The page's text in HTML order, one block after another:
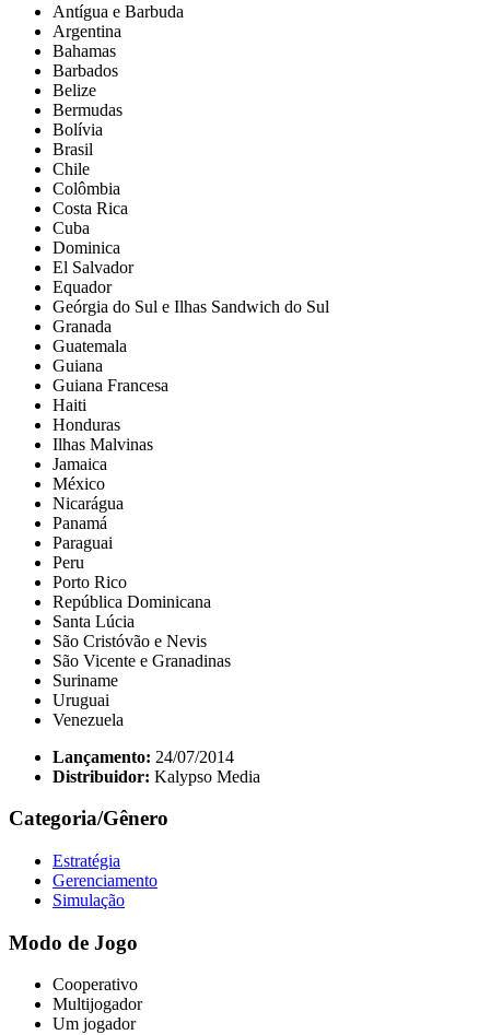
Antígua e Barbuda
Argentina
Bahamas
Barbados
Belize
Bermudas
Bolívia
Brasil
Chile
Colômbia
Costa Rica
Cuba
Dominica
El Salvador
Equador
Geórgia do Sul e Ilhas Sandwich do Sul
Granada
Guatemala
Guiana
Guiana Francesa
Haiti
Honduras
Ilhas Malvinas
Jamaica
México
Nicarágua
Panamá
Paraguai
Peru
Porto Rico
República Dominicana
Santa Lúcia
São Cristóvão e Nevis
São Vicente e Granadinas
Suriname
Uruguai
Venezuela
Lançamento: 24/07/2014
Distribuidor: Kalypso Media
Categoria/Gênero
Estratégia
Gerenciamento
Simulação
Modo de Jogo
Cooperativo
Multijogador
Um jogador